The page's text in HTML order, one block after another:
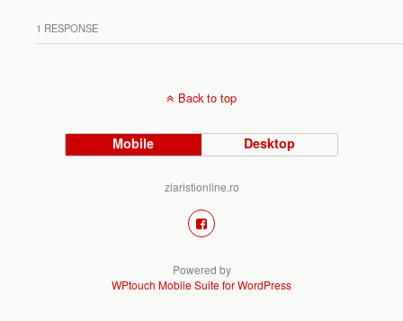
1 RESPONSE
Back to top
Mobile Desktop
ziaristionline.ro
Powered by
WPtouch Mobile Suite for WordPress